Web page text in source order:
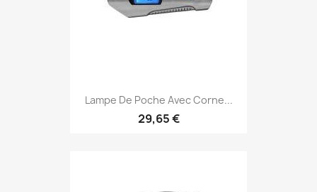
Lampe De Poche Avec Corne...
29,65 €